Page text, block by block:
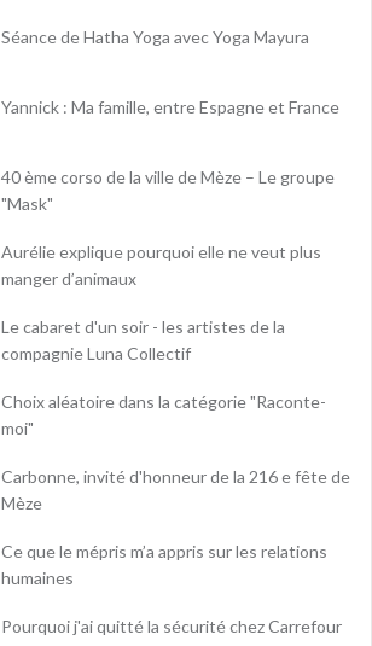
Séance de Hatha Yoga avec Yoga Mayura
Yannick : Ma famille, entre Espagne et France
40 ème corso de la ville de Mèze – Le groupe
"Mask"
Aurélie explique pourquoi elle ne veut plus
manger d’animaux
Le cabaret d'un soir - les artistes de la
compagnie Luna Collectif
Choix aléatoire dans la catégorie "Raconte-
moi"
Carbonne, invité d'honneur de la 216 e fête de
Mèze
Ce que le mépris m’a appris sur les relations
humaines
Pourquoi j'ai quitté la sécurité chez Carrefour